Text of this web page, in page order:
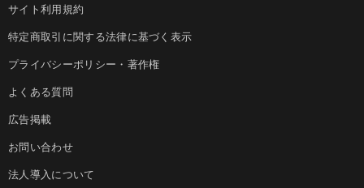
サイト利用規約
特定商取引に関する法律に基づく表示
プライバシーポリシー・著作権
よくある質問
広告掲載
お問い合わせ
法人導入について